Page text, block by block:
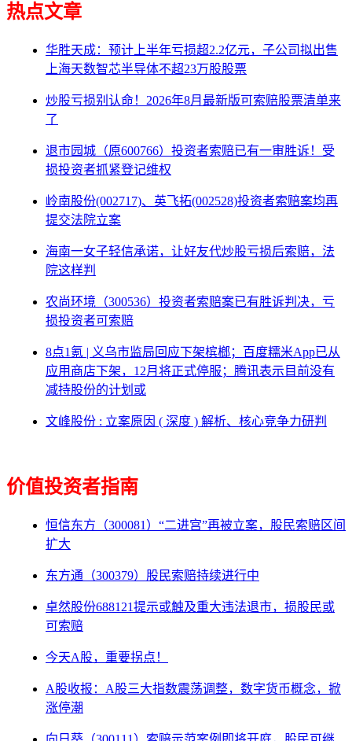
热点文章
华胜天成：预计上半年亏损超2.2亿元，子公司拟出售
上海天数智芯半导体不超23万股股票
炒股亏损别认命！2026年8月最新版可索赔股票清单来
了
退市园城（原600766）投资者索赔已有一审胜诉！受
损投资者抓紧登记维权
岭南股份(002717)、英飞拓(002528)投资者索赔案均再
提交法院立案
海南一女子轻信承诺，让好友代炒股亏损后索赔，法
院这样判
农尚环境（300536）投资者索赔案已有胜诉判决，亏
损投资者可索赔
8点1氪 | 义乌市监局回应下架槟榔；百度糯米App已从
应用商店下架，12月将正式停服；腾讯表示目前没有
减持股份的计划或
文峰股份 : 立案原因 ( 深度 ) 解析、核心竞争力研判
价值投资者指南
恒信东方（300081）“二进宫”再被立案，股民索赔区间
扩大
东方通（300379）股民索赔持续进行中
卓然股份688121提示或触及重大违法退市，损股民或
可索赔
今天A股，重要拐点！
A股收报：A股三大指数震荡调整，数字货币概念，掀
涨停潮